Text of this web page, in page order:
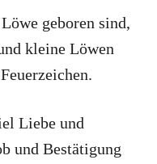
geboren sind,
kleine Löwen
Liebe und
und Bestätigung